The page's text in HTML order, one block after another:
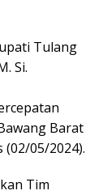
Tulang
Si.
Barat
(02/05/2024).
Tim